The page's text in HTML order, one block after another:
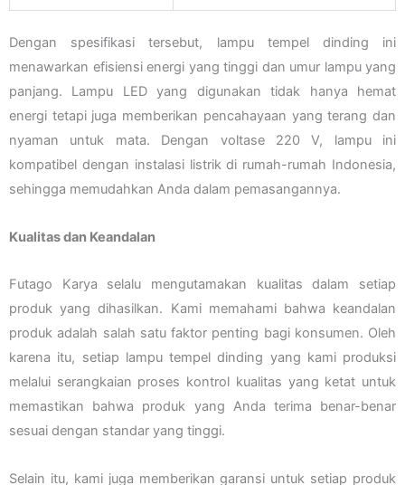
Dengan spesifikasi tersebut, lampu tempel dinding ini
menawarkan efisiensi energi yang tinggi dan umur lampu yang
panjang. Lampu LED yang digunakan tidak hanya hemat
energi tetapi juga memberikan pencahayaan yang terang dan
nyaman untuk mata. Dengan voltase 220 V, lampu ini
kompatibel dengan instalasi listrik di rumah-rumah Indonesia,
sehingga memudahkan Anda dalam pemasangannya.
Kualitas dan Keandalan
Futago Karya selalu mengutamakan kualitas dalam setiap
produk yang dihasilkan. Kami memahami bahwa keandalan
produk adalah salah satu faktor penting bagi konsumen. Oleh
karena itu, setiap lampu tempel dinding yang kami produksi
melalui serangkaian proses kontrol kualitas yang ketat untuk
memastikan bahwa produk yang Anda terima benar-benar
sesuai dengan standar yang tinggi.
Selain itu, kami juga memberikan garansi untuk setiap produk